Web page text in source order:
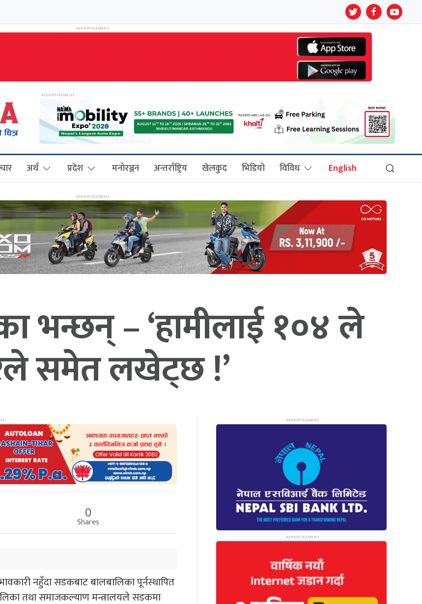
अर्थ प्रदेश मनोरञ्जन अन्तर्राष्ट्रिय खेलकुद भिडियो विविध English
भन्छन् – ‘हामीलाई १०४ ले
समेत लखेट्छ !’
0
Shares
नहुँदा सडकबाट बालबालिका पूर्नस्थापित
तथा समाजकल्याण मन्त्रालयले सडकमा